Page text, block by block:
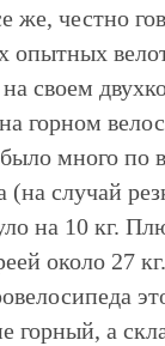
же, честно
опытных
своем
горном
много по
(на случай
на 10 кг.
около 27
горный, а